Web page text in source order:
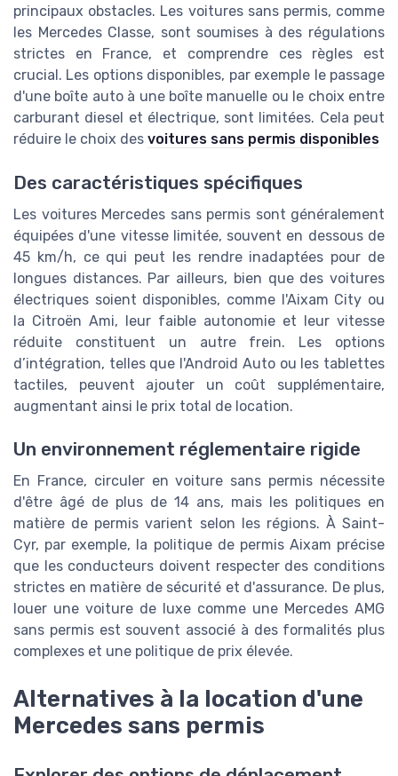
principaux obstacles. Les voitures sans permis, comme
les Mercedes Classe, sont soumises à des régulations
strictes en France, et comprendre ces règles est
crucial. Les options disponibles, par exemple le passage
d'une boîte auto à une boîte manuelle ou le choix entre
carburant diesel et électrique, sont limitées. Cela peut
réduire le choix des voitures sans permis disponibles
Des caractéristiques spécifiques
Les voitures Mercedes sans permis sont généralement
équipées d'une vitesse limitée, souvent en dessous de
45 km/h, ce qui peut les rendre inadaptées pour de
longues distances. Par ailleurs, bien que des voitures
électriques soient disponibles, comme l'Aixam City ou
la Citroën Ami, leur faible autonomie et leur vitesse
réduite constituent un autre frein. Les options
d’intégration, telles que l'Android Auto ou les tablettes
tactiles, peuvent ajouter un coût supplémentaire,
augmentant ainsi le prix total de location.
Un environnement réglementaire rigide
En France, circuler en voiture sans permis nécessite
d'être âgé de plus de 14 ans, mais les politiques en
matière de permis varient selon les régions. À Saint-
Cyr, par exemple, la politique de permis Aixam précise
que les conducteurs doivent respecter des conditions
strictes en matière de sécurité et d'assurance. De plus,
louer une voiture de luxe comme une Mercedes AMG
sans permis est souvent associé à des formalités plus
complexes et une politique de prix élevée.
Alternatives à la location d'une
Mercedes sans permis